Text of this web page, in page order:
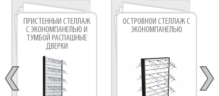
ПРИСТЕННЫЙ СТЕЛЛАЖ
С ЭКОНОМПАНЕЛЬЮ И
ТУМБОЙ РАСПАШНЫЕ
ДВЕРКИ
ОСТРОВНОЙ СТЕЛЛАЖ С
ЭКОНОМПАНЕЛЬЮ